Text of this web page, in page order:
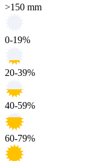
>150 mm
0-19%
20-39%
40-59%
60-79%